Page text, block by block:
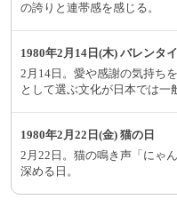
の誇りと連帯感を感じる。
1980年2月14日(木) バレンタ
2月14日。愛や感謝の気持ち
として選ぶ文化が日本では一
1980年2月22日(金) 猫の日
2月22日。猫の鳴き声「にゃ
深める日。